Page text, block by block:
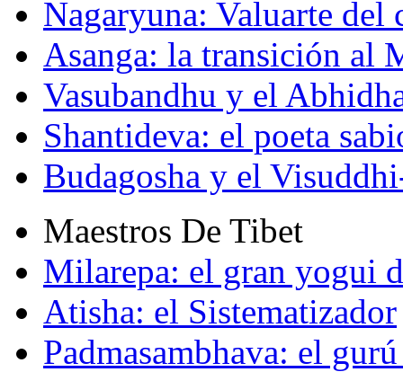
Nagaryuna: Valuarte del
Asanga: la transición al
Vasubandhu y el
Shantideva: el poeta
Budagosha y el
Maestros De Tibet
Milarepa: el gran yogui
Atisha: el Sistematizador
Padmasambhava: el